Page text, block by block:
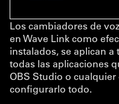
Los cambiadores de
en Wave Link como
instalados, se aplican
todas las aplicaciones
OBS Studio o
configurarlo todo.